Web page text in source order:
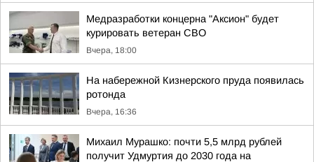
Медразработки концерна "Аксион" будет
курировать ветеран СВО
Вчера, 18:00
На набережной Кизнерского пруда появилась
ротонда
Вчера, 16:36
Михаил Мурашко: почти 5,5 млрд рублей
получит Удмуртия до 2030 года на